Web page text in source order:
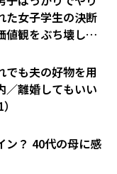
た女子学生の決断
値観をぶち壊した
でも夫の好物を用
／離婚してもいい
ン？ 40代の母に感